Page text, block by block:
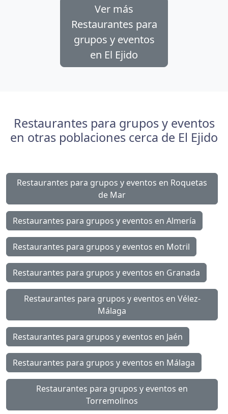
Ver más
Restaurantes para
grupos y eventos
en El Ejido
Restaurantes para grupos y eventos
en otras poblaciones cerca de El Ejido
Restaurantes para grupos y eventos en Roquetas
de Mar
Restaurantes para grupos y eventos en Almería
Restaurantes para grupos y eventos en Motril
Restaurantes para grupos y eventos en Granada
Restaurantes para grupos y eventos en Vélez-
Málaga
Restaurantes para grupos y eventos en Jaén
Restaurantes para grupos y eventos en Málaga
Restaurantes para grupos y eventos en
Torremolinos